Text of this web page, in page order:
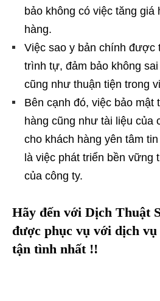
bảo không có việc tăng giá
hàng.
Việc sao y bản chính được
trình tự, đảm bảo không
cũng như thuận tiện trong
Bên cạnh đó, việc bảo mật
hàng cũng như tài liệu của
cho khách hàng yên tâm
là việc phát triển bền vững
của công ty.
Hãy đến với Dịch Thuật
được phục vụ với dịch
tận tình nhất !!